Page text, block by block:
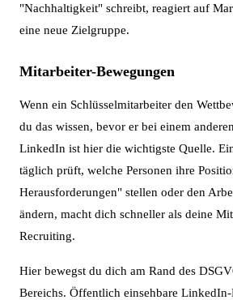
"Nachhaltigkeit" schreibt, reagiert auf
eine neue Zielgruppe.
Mitarbeiter-Bewegungen
Wenn ein Schlüsselmitarbeiter den
du das wissen, bevor er bei einem
LinkedIn ist hier die wichtigste Quelle.
täglich prüft, welche Personen ihre
Herausforderungen" stellen oder den
ändern, macht dich schneller als deine
Recruiting.
Hier bewegst du dich am Rand des
Bereichs. Öffentlich einsehbare